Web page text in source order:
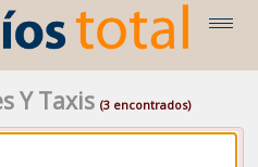
Y Taxis(3 encontrados)